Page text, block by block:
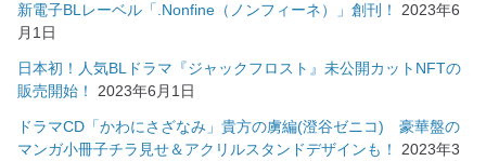
新電子BLレーベル「.Nonfine（ノンフィーネ）」創刊！
2023年6
月1日
日本初！人気BLドラマ『ジャックフロスト』未公開カットNFTの
販売開始！
2023年6月1日
ドラマCD「かわにさざなみ」貴方の虜編(澄谷ゼニコ) 豪華盤の
マンガ小冊子チラ見せ＆アクリルスタンドデザインも！
2023年3